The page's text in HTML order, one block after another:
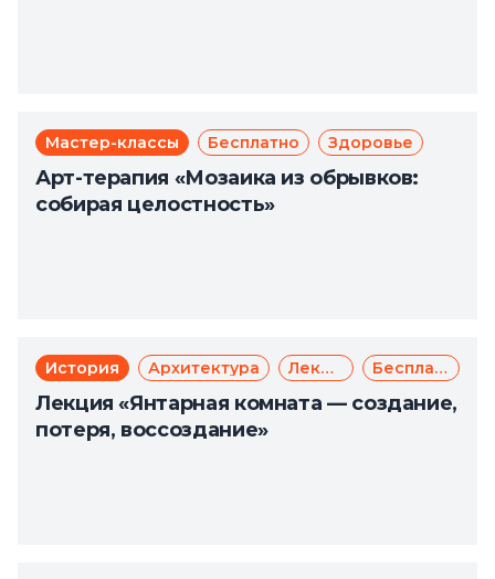
Мастер-классы Бесплатно Здоровье
Арт-терапия «Мозаика из обрывков:
собирая целостность»
История Архитектура Лекции Бесплатно
Лекция «Янтарная комната — создание,
потеря, воссоздание»